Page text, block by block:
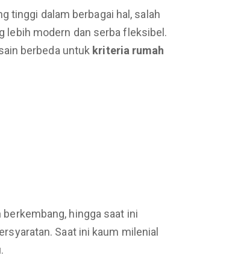
tinggi dalam berbagai hal, salah
lebih modern dan serba fleksibel.
berbeda untuk kriteria rumah
hingga saat ini
Saat ini kaum milenial